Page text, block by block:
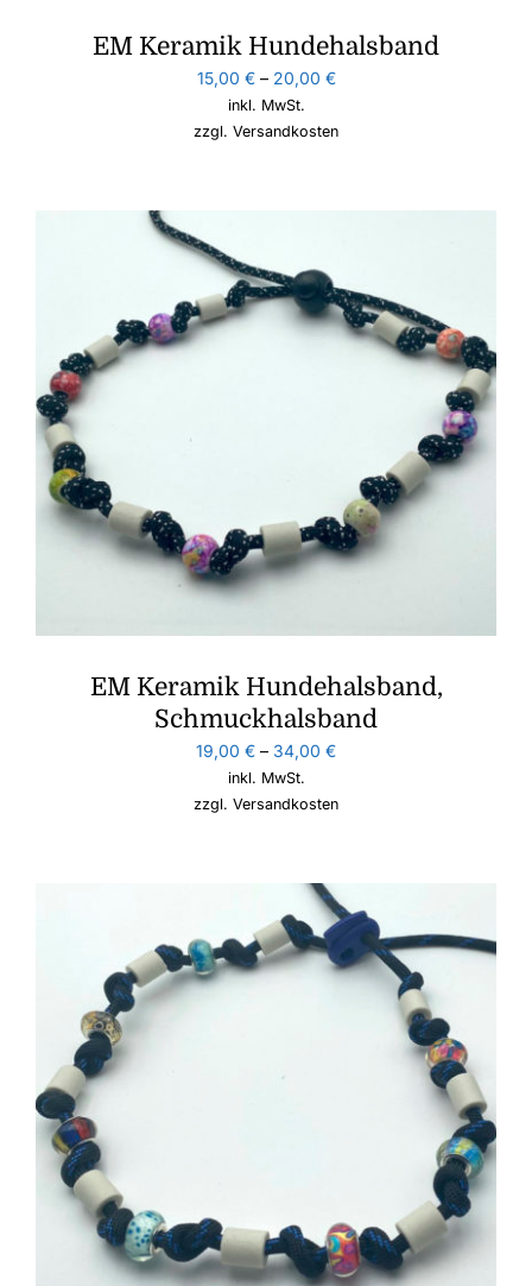
EM Keramik Hundehalsband
15,00 €– 20,00 €
inkl. MwSt.
zzgl. Versandkosten
EM Keramik Hundehalsband,
Schmuckhalsband
19,00 € – 34,00 €
inkl. MwSt.
zzgl. Versandkosten